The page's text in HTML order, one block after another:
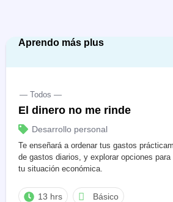
Aprendo más plus
— Todos —
El dinero no me rinde
Desarrollo personal
Te enseñará a ordenar tus gastos
de gastos diarios, y explorar opciones
tu situación económica.
13 hrs Básico